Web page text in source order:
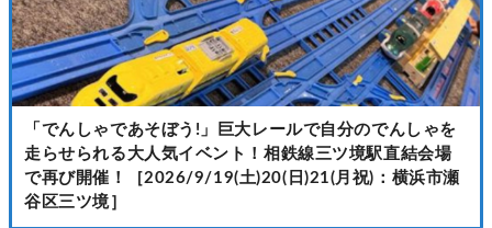
「でんしゃであそぼう!」巨大レールで自分のでんしゃを
走らせられる大人気イベント！相鉄線三ツ境駅直結会場
で再び開催！［2026/9/19(土)20(日)21(月祝)：横浜市瀬
谷区三ツ境］